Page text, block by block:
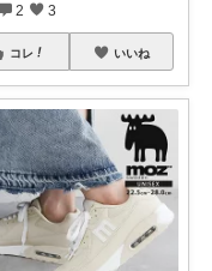
2 3
コレ いいね